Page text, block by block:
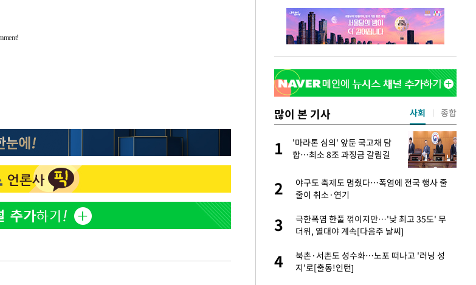
많이 본 기사
"창 3개 띄워도 답답함 없
네"…'폴드8 울트라', 일주일
써보니
2
학 뒤집는 것"
3
김도영·곽빈·안현민…오승환·니퍼트가 콕
집은 차기 메이저리거
4
1
'마라톤 심의' 앞둔 국고채 담
합…최소 8조 과징금 갈림길
2
야구도 축제도 멈췄다…폭염에 전국 행사 줄
줄이 취소·연기
3
극한폭염 한풀 꺾이지만…'낮 최고 35도' 무
더위, 열대야 계속[다음주 날씨]
4
북촌·서촌도 성수화…노포 떠나고 '러닝 성
지'로[출동!인턴]
사회 종합